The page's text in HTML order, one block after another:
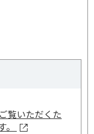
覧いただくた